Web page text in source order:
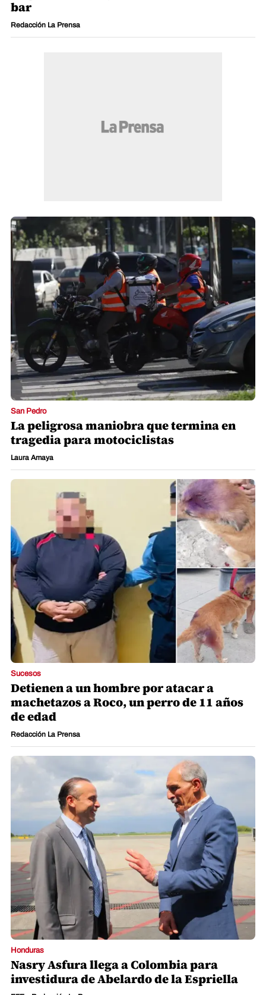
bar
Redacción La Prensa
San Pedro
La peligrosa maniobra que termina en
tragedia para motociclistas
Laura Amaya
Sucesos
Detienen a un hombre por atacar a
machetazos a Roco, un perro de 11 años
de edad
Redacción La Prensa
Honduras
Nasry Asfura llega a Colombia para
investidura de Abelardo de la Espriella